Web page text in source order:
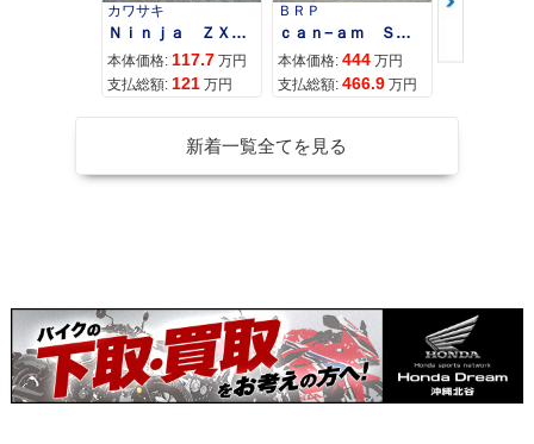
カワサキ
Ｎｉｎｊａ ＺＸ−４Ｒ ＳＥ
本体価格: 117.7 万円
支払総額: 121 万円
ＢＲＰ
ｃａｎ−ａｍ ＳＰＹＤＥＲ ＲＴ ＬＩＭＩＴＥＤ
本体価格: 444 万円
支払総額: 466.9 万円
スズキ
本体価格:
新着一覧全てを見る